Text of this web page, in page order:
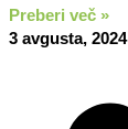
Preberi več »
3 avgusta, 2024